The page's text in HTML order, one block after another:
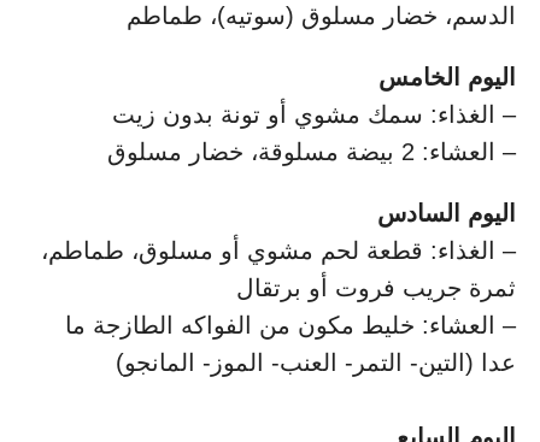
الدسم، خضار مسلوق (سوتيه)، طماطم
اليوم الخامس
– الغذاء: سمك مشوي أو تونة بدون زيت
– العشاء: 2 بيضة مسلوقة، خضار مسلوق
اليوم السادس
– الغذاء: قطعة لحم مشوي أو مسلوق، طماطم،
ثمرة جريب فروت أو برتقال
– العشاء: خليط مكون من الفواكه الطازجة ما
عدا (التين- التمر- العنب- الموز- المانجو)